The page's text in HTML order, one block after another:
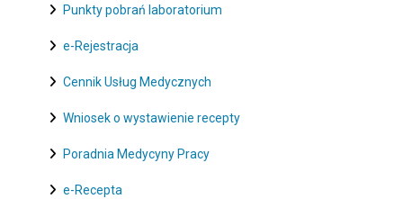
Punkty pobrań laboratorium
e-Rejestracja
Cennik Usług Medycznych
Wniosek o wystawienie recepty
Poradnia Medycyny Pracy
e-Recepta